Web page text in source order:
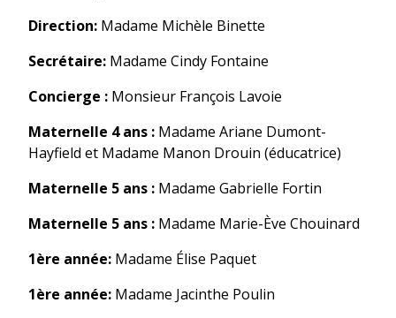
Direction: Madame Michèle Binette
Secrétaire: Madame Cindy Fontaine
Concierge : Monsieur François Lavoie
Maternelle 4 ans : Madame Ariane Dumont-
Hayfield et Madame Manon Drouin (éducatrice)
Maternelle 5 ans : Madame Gabrielle Fortin
Maternelle 5 ans : Madame Marie-Ève Chouinard
1ère année: Madame Élise Paquet
1ère année: Madame Jacinthe Poulin